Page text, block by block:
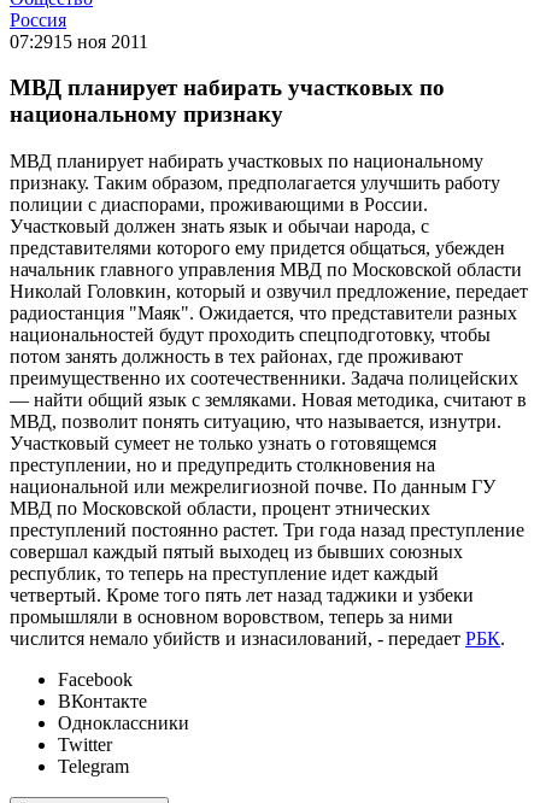
Россия
07:2915 ноя 2011
МВД планирует набирать участковых по
национальному признаку
МВД планирует набирать участковых по национальному
признаку. Таким образом, предполагается улучшить работу
полиции с диаспорами, проживающими в России.
Участковый должен знать язык и обычаи народа, с
представителями которого ему придется общаться, убежден
начальник главного управления МВД по Московской области
Николай Головкин, который и озвучил предложение, передает
радиостанция "Маяк". Ожидается, что представители разных
национальностей будут проходить спецподготовку, чтобы
потом занять должность в тех районах, где проживают
преимущественно их соотечественники. Задача полицейских
— найти общий язык с земляками. Новая методика, считают в
МВД, позволит понять ситуацию, что называется, изнутри.
Участковый сумеет не только узнать о готовящемся
преступлении, но и предупредить столкновения на
национальной или межрелигиозной почве. По данным ГУ
МВД по Московской области, процент этнических
преступлений постоянно растет. Три года назад преступление
совершал каждый пятый выходец из бывших союзных
республик, то теперь на преступление идет каждый
четвертый. Кроме того пять лет назад таджики и узбеки
промышляли в основном воровством, теперь за ними
числится немало убийств и изнасилований, - передает РБК.
Facebook
ВКонтакте
Одноклассники
Twitter
Telegram